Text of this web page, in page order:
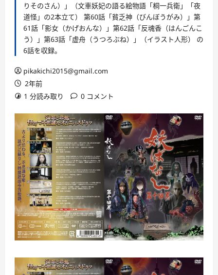
りそのさん）」（文車妖妃の語る絵物語「桐一兵衛」「夜
道怪」の2本立て） 第60話「貧乏神（びんぼうがみ）」第
61話「影女（かげおんな）」第62話「反魂香（はんごんこ
う）」第63話「虚舟（うつろぶね）」（イラスト人形） の
6話を収録。
pikakichi2015@gmail.com
2年前
1 分読み取り
0 コメント